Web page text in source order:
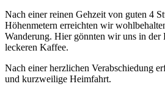
Nach einer reinen Gehzeit von guten 4
Höhenmetern erreichten wir
Wanderung. Hier gönnten wir uns in der
leckeren Kaffee.
Nach einer herzlichen Verabschiedung
und kurzweilige Heimfahrt.